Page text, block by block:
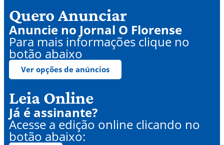
Quero Anunciar
Anuncie no Jornal O Florense
Para mais informações clique no
botão abaixo
Ver opções de anúncios
Leia Online
Já é assinante?
Acesse a edição online clicando no
botão abaixo: